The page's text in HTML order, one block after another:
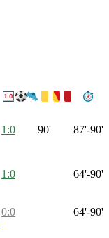
1:0 90' 87'-90'
1:0 64'-90'
0:0 64'-90'